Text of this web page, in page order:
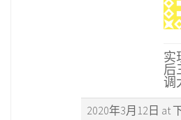
实
后
调
2020年3月12日 at